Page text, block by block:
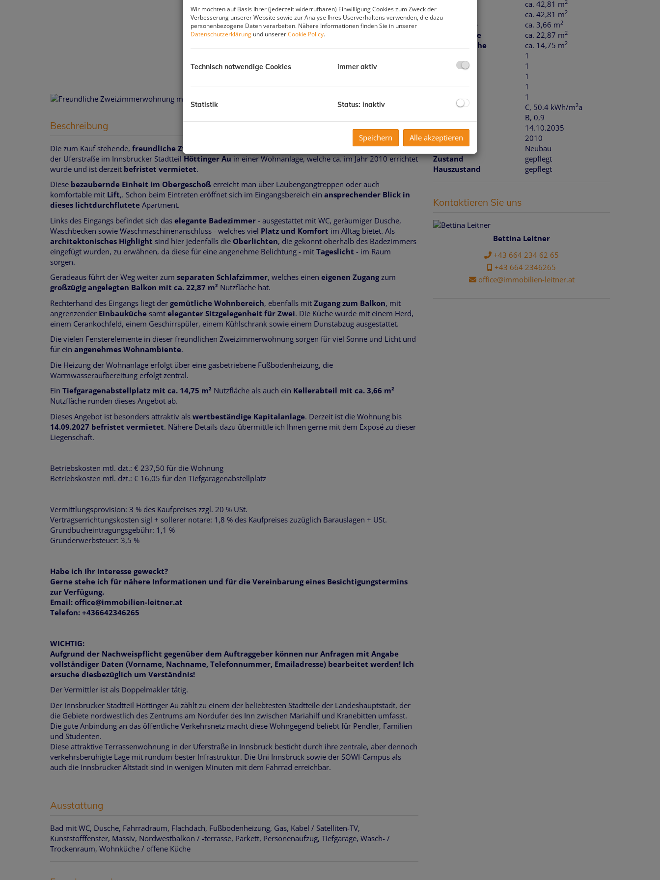
Beschreibung
Die zum Kauf stehende, freundliche Zweizimmerwohnung mit ca. 42,81 m² Wohnnutzflächeliegt an
der Uferstraße im Innsbrucker Stadtteil Höttinger Auin einer Wohnanlage, welche ca. im Jahr 2010 errichtet
wurde und ist derzeit befristet vermietet.
Diese bezaubernde Einheit im Obergeschoß erreicht man über Laubengangtreppen oder auch
komfortable mit Lift,. Schon beim Eintreten eröffnet sich im Eingangsbereich ein ansprechender Blick in
dieses lichtdurchflutete Apartment.
Links des Eingangs befindet sich das elegante Badezimmer - ausgestattet mit WC, geräumiger Dusche,
Waschbecken sowie Waschmaschinenanschluss - welches viel Platz und Komfort im Alltag bietet. Als
architektonisches Highlight sind hier jedenfalls die Oberlichten, die gekonnt oberhalb des Badezimmers
eingefügt wurden, zu erwähnen, da diese für eine angenehme Belichtung - mit Tageslicht - im Raum
sorgen.
Geradeaus führt der Weg weiter zum separaten Schlafzimmer, welches einen eigenen Zugangzum
großzügig angelegten Balkon mit ca. 22,87 m² Nutzfläche hat.
Rechterhand des Eingangs liegt der gemütliche Wohnbereich, ebenfalls mit Zugang zum Balkon, mit
angrenzender Einbauküche samt eleganter Sitzgelegenheit für Zwei. Die Küche wurde mit einem Herd,
einem Cerankochfeld, einem Geschirrspüler, einem Kühlschrank sowie einem Dunstabzug ausgestattet.
Die vielen Fensterelemente in dieser freundlichen Zweizimmerwohnung sorgen für viel Sonne und Licht und
für ein angenehmes Wohnambiente.
Die Heizung der Wohnanlage erfolgt über eine gasbetriebene Fußbodenheizung, die
Warmwasseraufbereitung erfolgt zentral.
Ein Tiefgaragenabstellplatz mit ca. 14,75 m² Nutzfläche als auch ein Kellerabteil mit ca. 3,66 m²
Nutzfläche runden dieses Angebot ab.
Dieses Angebot ist besonders attraktiv als wertbeständige Kapitalanlage. Derzeit ist die Wohnung bis
14.09.2027 befristet vermietet. Nähere Details dazu übermittle ich Ihnen gerne mit dem Exposé zu dieser
Liegenschaft.
Betriebskosten mtl. dzt.: € 237,50 für die Wohnung
Betriebskosten mtl. dzt.: € 16,05 für den Tiefgaragenabstellplatz
Vermittlungsprovision: 3 % des Kaufpreises zzgl. 20 % USt.
Vertragserrichtungskosten sigl + sollerer notare: 1,8 % des Kaufpreises zuzüglich Barauslagen + USt.
Grundbucheintragungsgebühr: 1,1 %
Grunderwerbsteuer: 3,5 %
Habe ich Ihr Interesse geweckt?
Gerne stehe ich für nähere Informationen und für die Vereinbarung eines Besichtigungstermins
zur Verfügung.
Email: office@immobilien-leitner.at
Telefon: +436642346265
WICHTIG:
Aufgrund der Nachweispflicht gegenüber dem Auftraggeber können nur Anfragen mit Angabe
vollständiger Daten (Vorname, Nachname, Telefonnummer, Emailadresse) bearbeitet werden! Ich
ersuche diesbezüglich um Verständnis!
Der Vermittler ist als Doppelmakler tätig.
Der Innsbrucker Stadtteil Höttinger Au zählt zu einem der beliebtesten Stadtteile der Landeshauptstadt, der
die Gebiete nordwestlich des Zentrums am Nordufer des Inn zwischen Mariahilf und Kranebitten umfasst.
Die gute Anbindung an das öffentliche Verkehrsnetz macht diese Wohngegend beliebt für Pendler, Familien
und Studenten.
Diese attraktive Terrassenwohnung in der Uferstraße in Innsbruck besticht durch ihre zentrale, aber dennoch
verkehrsberuhigte Lage mit rundum bester Infrastruktur. Die Uni Innsbruck sowie der SOWI-Campus als
auch die Innsbrucker Altstadt sind in wenigen Minuten mit dem Fahrrad erreichbar.
Ausstattung
Bad mit WC Dusche Fahrradraum Flachdach Fußbodenheizung Gas Kabel / Satelliten-TV
Kunststofffenster Massiv Nordwestbalkon / -terrasse Parkett Personenaufzug Tiefgarage Wasch- /
Trockenraum Wohnküche / offene Küche
ca. 42,81 m2
Wohnfläche ca. 42,81 m2
Kellerfläche ca. 3,66 m2
Balkonfläche ca. 22,87 m2
Garagenfläche ca. 14,75 m2
1
1
1
1
Garagen
1
C, 50.4 kWh/m2a
B, 0,9
gültig bis
14.10.2035
Baujahr
2010
Bauart
Neubau
Zustand
gepflegt
Hauszustand
gepflegt
Kontaktieren Sie uns
Bettina Leitner
+43 664 234 62 65
+43 664 2346265
office@immobilien-leitner.at
Wir möchten auf Basis Ihrer (jederzeit widerrufbaren) Einwilligung Cookies zum Zweck der
Verbesserung unserer Website sowie zur Analyse Ihres Userverhaltens verwenden, die dazu
personenbezogene Daten verarbeiten. Nähere Informationen finden Sie in unserer
Datenschutzerklärung und unsererCookie Policy.
Technisch notwendige Cookies immer aktiv
Statistik Status: inaktiv
Speichern Alle akzeptieren